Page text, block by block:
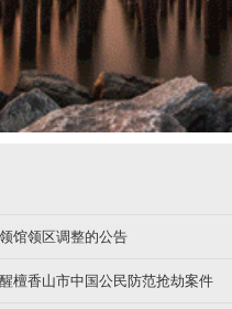
馆领区调整的公告
檀香山市中国公民防范抢劫案件